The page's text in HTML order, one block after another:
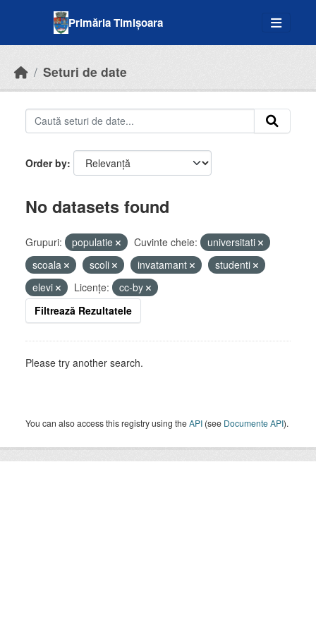
Primăria Timișoara
Seturi de date
Order by
No datasets found
Grupuri: populatie Cuvinte cheie:
universitati
scoala
scoli invatamant
studenti
elevi
Licenţe:
cc-by
Filtrează Rezultatele
Please try another search.
You can also access this registry using theAPI (see Documente API).